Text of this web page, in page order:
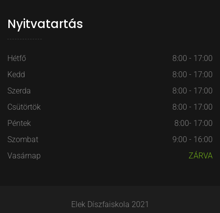
Nyitvatartás
Hétfő
8:00 - 17:00
Kedd
8:00 - 17:00
Szerda
8:00 - 17:00
Csütörtök
8:00 - 17:00
Péntek
8:00- 17:00
Szombat
9:00 - 16:00
Vasárnap
ZÁRVA
Elek Díszfaiskola 2021